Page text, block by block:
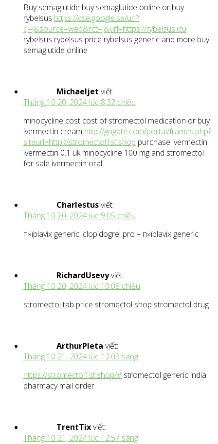
Buy semaglutide buy semaglutide online or buy
rybelsus https://cse.google.se/url?
q=j&source=web&rct=j&url=https://rybelsus.icu
rybelsus rybelsus price rybelsus generic and more buy
semaglutide online
Michaeljet viết:
Tháng 10 20, 2024 lúc 8:32 chiều
minocycline cost cost of stromectol medication or buy
ivermectin cream http://gngate.com/portal/frames.php?
siteurl=http://stromectol1st.shop purchase ivermectin
ivermectin 0.1 uk minocycline 100 mg and stromectol
for sale ivermectin oral
Charlestusviết:
Tháng 10 20, 2024 lúc 9:05 chiều
п»їplavix generic: clopidogrel pro – п»їplavix generic
RichardUsevyviết:
Tháng 10 20, 2024 lúc 10:08 chiều
stromectol tab price stromectol shop stromectol drug
ArthurPleta viết:
Tháng 10 21, 2024 lúc 12:03 sáng
https://stromectol1st.shop/# stromectol generic india
pharmacy mail order
TrentTixviết:
Tháng 10 21, 2024 lúc 12:57 sáng